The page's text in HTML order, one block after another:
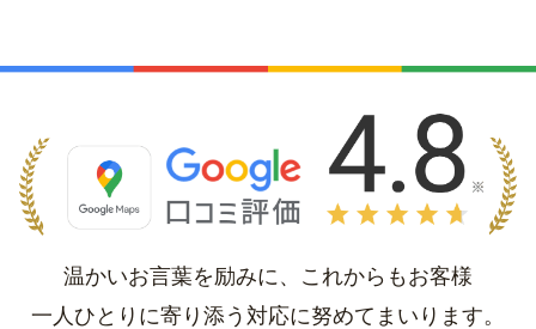
温かいお言葉を励みに、これからもお客様
一人ひとりに寄り添う対応に努めてまいります。